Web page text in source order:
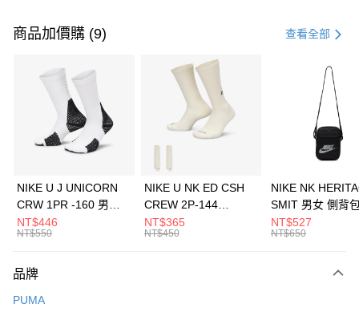
信用卡一次付款
3 期 0 利率 每期 21家銀行
合作金庫商業銀行
第一商業銀行
華南商業銀行
彰化商業銀行
上海商業儲蓄銀行
元大商業銀行
台灣樂天信用卡公司
Apple Pay
全盈+PAY
AFTEE先享後付
【關於「AFTEE先享後付」】
便利好安心！
運送方式
商品加價購 (9) 查看全部
NIKE U J UNICORN
CRW 1PR -160 男女
中統襪 FZ3393100
NT$446
NT$550
NIKE U NK ED CSH
CREW 2P-144
EMBRDY 男女 短統襪
FZ3073133
NT$365
NT$450
NIKE NK
SMIT 男女 側背
BA5871010
NT$527
NT$650
品牌
PUMA